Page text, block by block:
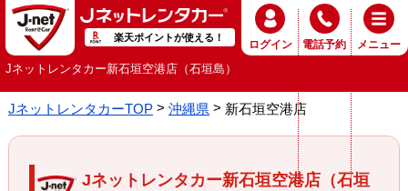
楽天ポイントが使える！
ログイン 電話予約 メニュー
Jネットレンタカー新石垣空港店（石垣島）
JネットレンタカーTOP 沖縄県 新石垣空港店
Jネットレンタカー新石垣空港店（石垣